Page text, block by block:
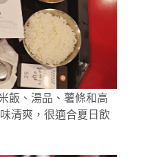
飯、湯品、薯條和高
清爽，很適合夏日飲